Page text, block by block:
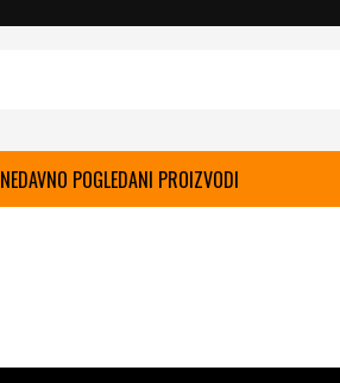
NEDAVNO POGLEDANI PROIZVODI